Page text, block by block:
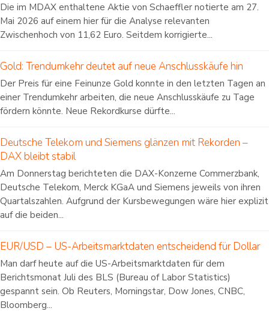
Die im MDAX enthaltene Aktie von Schaeffler notierte am 27.
Mai 2026 auf einem hier für die Analyse relevanten
Zwischenhoch von 11,62 Euro. Seitdem korrigierte...
Gold: Trendumkehr deutet auf neue Anschlusskäufe hin
Der Preis für eine Feinunze Gold konnte in den letzten Tagen an
einer Trendumkehr arbeiten, die neue Anschlusskäufe zu Tage
fördern könnte. Neue Rekordkurse dürfte...
Deutsche Telekom und Siemens glänzen mit Rekorden –
DAX bleibt stabil
Am Donnerstag berichteten die DAX-Konzerne Commerzbank,
Deutsche Telekom, Merck KGaA und Siemens jeweils von ihren
Quartalszahlen. Aufgrund der Kursbewegungen wäre hier explizit
auf die beiden...
EUR/USD – US-Arbeitsmarktdaten entscheidend für Dollar
Man darf heute auf die US-Arbeitsmarktdaten für dem
Berichtsmonat Juli des BLS (Bureau of Labor Statistics)
gespannt sein. Ob Reuters, Morningstar, Dow Jones, CNBC,
Bloomberg...